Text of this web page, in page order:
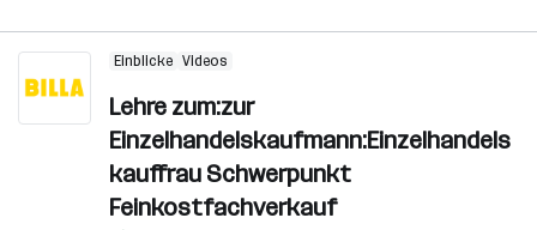
Einblicke Videos
Lehre zum:zur
Einzelhandelskaufmann:Einzelhandels
kauffrau Schwerpunkt
Feinkostfachverkauf